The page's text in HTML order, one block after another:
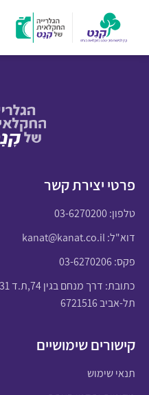
פרטי יצירת קשר
טלפון:03-6270200
דוא"ל:kanat@kanat.co.il
פקס: 03-6270206
כתובת: דרך מנחם בגין 74,ת.ד 51231
תל-אביב 6721516
קישורים שימושיים
תנאי שימוש